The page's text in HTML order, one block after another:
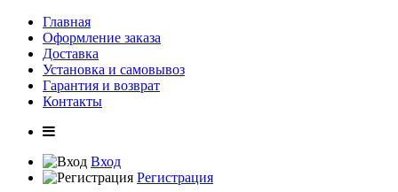
Главная
Оформление заказа
Доставка
Установка и самовывоз
Гарантия и возврат
Контакты
Вход
Регистрация